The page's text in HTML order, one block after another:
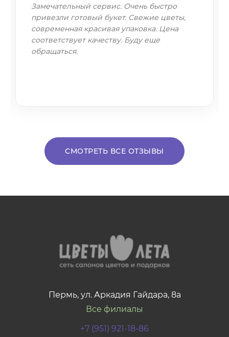
Замечательный сервис. Очень быстро
привезли готовый букет. Свежие цветы,
современная красивая упаковка. Цена
соответствует качеству. Буду еще
обращаться.
СМОТРЕТЬ ВСЕ ОТЗЫВЫ
Пермь, ул. Аркадия Гайдара, 8а
Все филиалы
+7 (951) 921-18-86